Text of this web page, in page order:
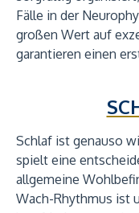
Fälle in der
großen Wert auf
garantieren einen
Schlaf ist genauso
spielt eine
allgemeine
Wach-Rhythmus ist